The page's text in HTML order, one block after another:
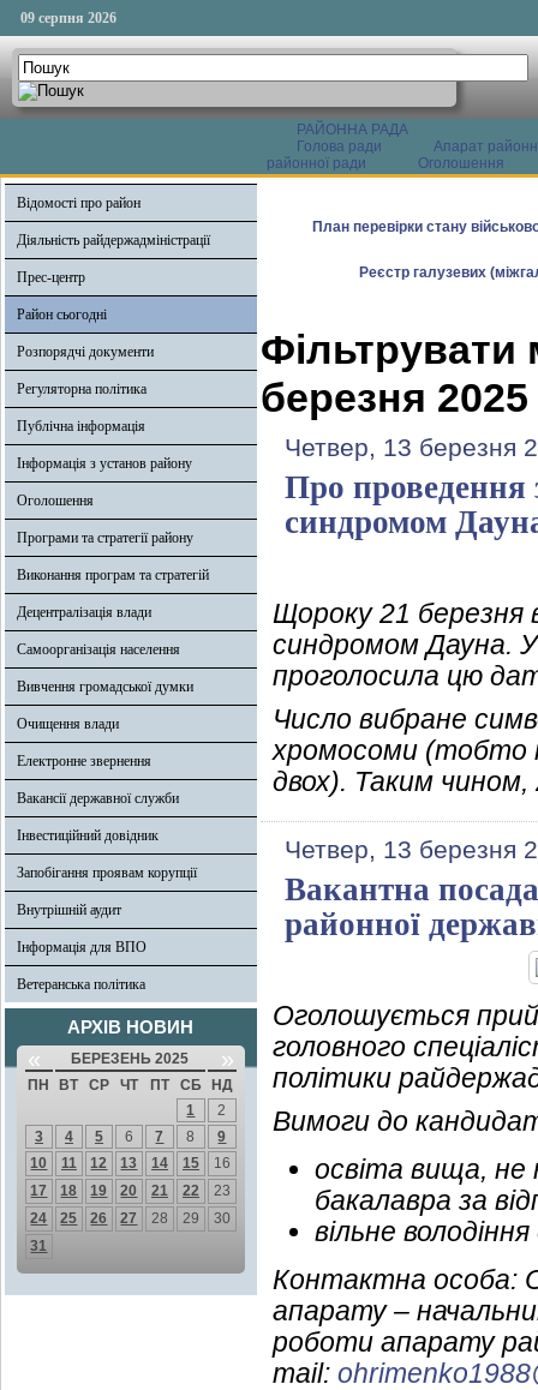
09 серпня 2026
РАЙОННА РАДА
Голова ради
Апарат
районної ради
Оголошення
Відомості про район
Діяльність райдержадміністрації
Прес-центр
Район сьогодні
Розпорядчі документи
Регуляторна політика
Публічна інформація
Інформація з установ району
Оголошення
Програми та стратегії району
Виконання програм та стратегій
Децентралізація влади
Самоорганізація населення
Вивчення громадської думки
Очищення влади
Електронне звернення
Вакансії державної служби
Інвестиційний довідник
Запобігання проявам корупції
Внутрішній аудит
Інформація для ВПО
Ветеранська політика
АРХІВ НОВИН
« БЕРЕЗЕНЬ 2025 »
ПН ВТ СР ЧТ ПТ СБ
НД
1
2
3
4 5 6 7 8
9
10
11 12 13 14 15
16
17
18 19 20 21 22
23
24
25 26 27 28 29
30
31
План перевірки стану
Реєстр галузевих
Фільтрувати
березня 2025
Четвер, 13 березня
Про проведення
синдромом
Щороку 21 березня
синдромом Дауна.
проголосила цю
Число вибране
хромосоми (тобто
двох). Таким
Четвер, 13 березня
Вакантна посада
районної
Оголошується
головного
політики
Вимоги до
освіта вища, не
бакалавра за
вільне
Контактна особа:
апарату –
роботи апарату
mail: